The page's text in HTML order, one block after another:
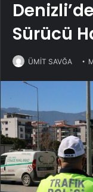
Sürücü
ÜMİT SAVĞA